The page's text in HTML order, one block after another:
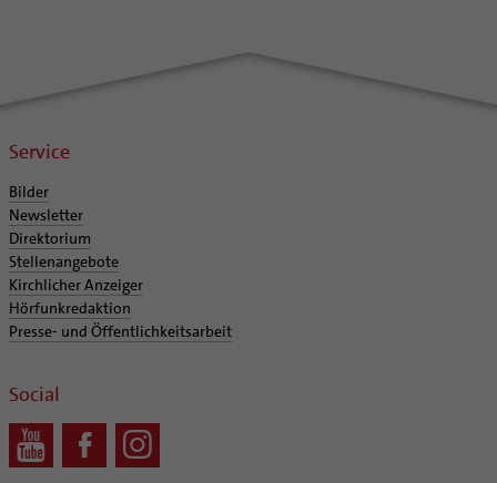
Service
Bilder
Newsletter
Direktorium
Stellenangebote
Kirchlicher Anzeiger
Hörfunkredaktion
Presse- und Öffentlichkeitsarbeit
Social